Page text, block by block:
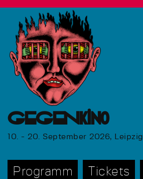
GEGENkino
10. - 20. September 2026, Leipzig
Programm Tickets